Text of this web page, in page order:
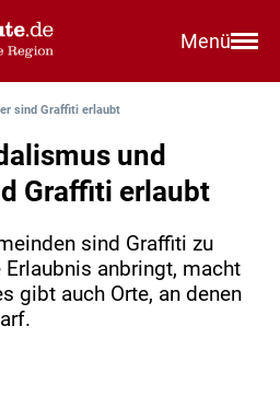
Menü
sind Graffiti erlaubt
und
Graffiti erlaubt
sind Graffiti zu
anbringt, macht
gibt auch Orte, an denen